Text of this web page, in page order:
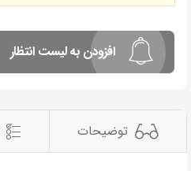
افزودن به لیست انتظار
توضیحات